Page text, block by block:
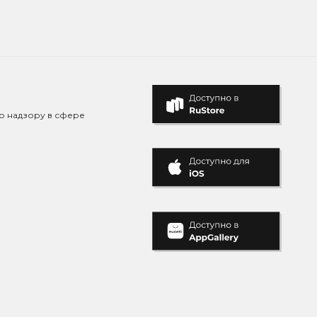
надзору в сфере